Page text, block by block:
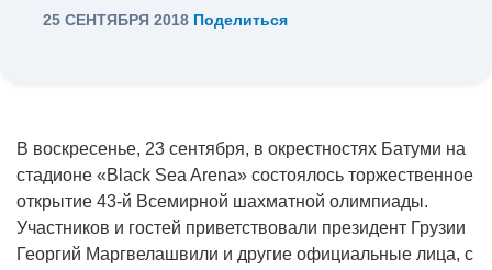
25 СЕНТЯБРЯ 2018 Поделиться
В воскресенье, 23 сентября, в окрестностях Батуми на
стадионе «Black Sea Arena» состоялось торжественное
открытие 43-й Всемирной шахматной олимпиады.
Участников и гостей приветствовали президент Грузии
Георгий Маргвелашвили и другие официальные лица, с